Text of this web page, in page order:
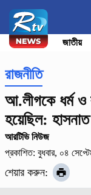
জাতীয়
রাজনীতি
আ.লীগকে ধর্ম ও
হয়েছিল:
আরটিভি নিউজ
প্রকাশিত: বুধবার, ০৪
শেয়ার করুন: